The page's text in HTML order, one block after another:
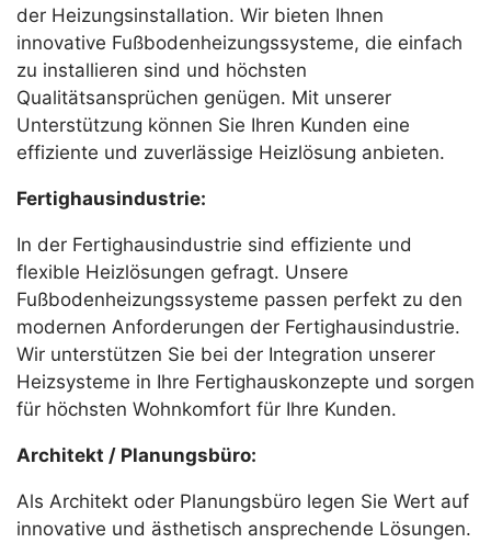
der Heizungsinstallation. Wir bieten Ihnen
innovative Fußbodenheizungssysteme, die einfach
zu installieren sind und höchsten
Qualitätsansprüchen genügen. Mit unserer
Unterstützung können Sie Ihren Kunden eine
effiziente und zuverlässige Heizlösung anbieten.
Fertighausindustrie:
In der Fertighausindustrie sind effiziente und
flexible Heizlösungen gefragt. Unsere
Fußbodenheizungssysteme passen perfekt zu den
modernen Anforderungen der Fertighausindustrie.
Wir unterstützen Sie bei der Integration unserer
Heizsysteme in Ihre Fertighauskonzepte und sorgen
für höchsten Wohnkomfort für Ihre Kunden.
Architekt / Planungsbüro:
Als Architekt oder Planungsbüro legen Sie Wert auf
innovative und ästhetisch ansprechende Lösungen.